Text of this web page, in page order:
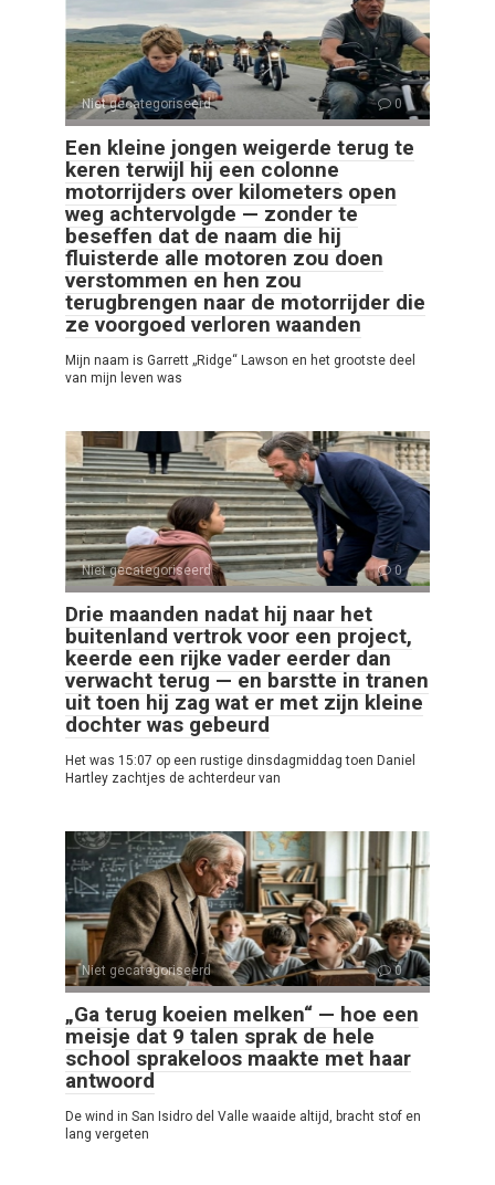
Niet gecategoriseerd 0
Een kleine jongen weigerde terug te
keren terwijl hij een colonne
motorrijders over kilometers open
weg achtervolgde — zonder te
beseffen dat de naam die hij
fluisterde alle motoren zou doen
verstommen en hen zou
terugbrengen naar de motorrijder die
ze voorgoed verloren waanden
Mijn naam is Garrett „Ridge“ Lawson en het grootste deel
van mijn leven was
Niet gecategoriseerd 0
Drie maanden nadat hij naar het
buitenland vertrok voor een project,
keerde een rijke vader eerder dan
verwacht terug — en barstte in tranen
uit toen hij zag wat er met zijn kleine
dochter was gebeurd
Het was 15:07 op een rustige dinsdagmiddag toen Daniel
Hartley zachtjes de achterdeur van
Niet gecategoriseerd 0
„Ga terug koeien melken“ — hoe een
meisje dat 9 talen sprak de hele
school sprakeloos maakte met haar
antwoord
De wind in San Isidro del Valle waaide altijd, bracht stof en
lang vergeten